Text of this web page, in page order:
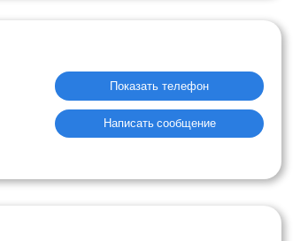
Показать телефон
Написать сообщение